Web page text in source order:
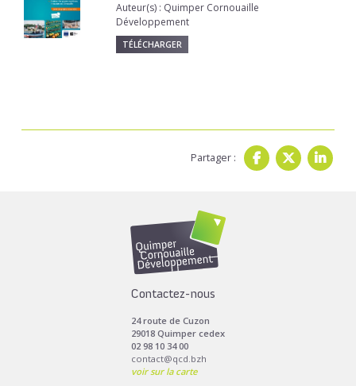
Auteur(s) : Quimper Cornouaille
Développement
TÉLÉCHARGER
Partager :
Contactez-nous
24 route de Cuzon
29018 Quimper cedex
02 98 10 34 00
contact@qcd.bzh
voir sur la carte